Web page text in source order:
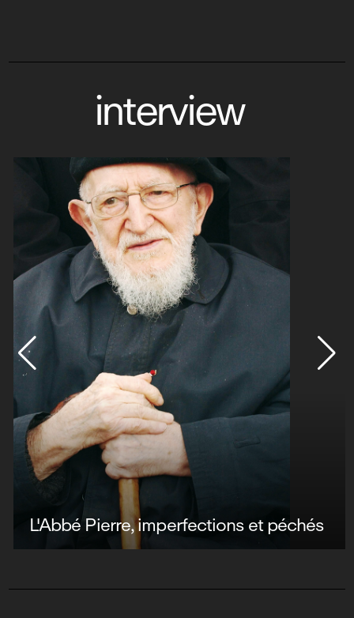
interview
L'Abbé Pierre, imperfections et péchés